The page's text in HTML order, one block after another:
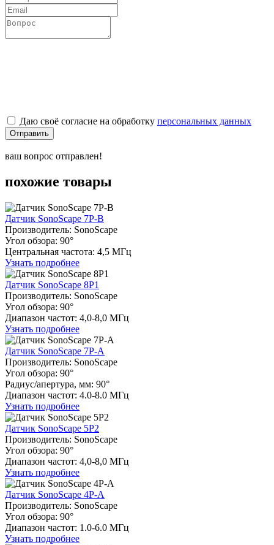
Даю своё согласие на обработку персональных данных
Отправить
ваш вопрос отправлен!
похожие товары
Датчик SonoScape 7P-B
Производитель: SonoScape
Угол обзора: 90°
Центральная частота: 4,5 МГц
Узнать подробнее
Датчик SonoScape 8P1
Производитель: SonoScape
Угол обзора: 90°
Диапазон частот: 4,0-8,0 МГц
Узнать подробнее
Датчик SonoScape 7P-A
Производитель: SonoScape
Угол обзора: 90°
Радиуc/апертура, мм: 90°
Диапазон частот: 4.0-8.0 МГц
Узнать подробнее
Датчик SonoScape 5P2
Производитель: SonoScape
Угол обзора: 90°
Диапазон частот: 4,0-8,0 МГц
Узнать подробнее
Датчик SonoScape 4P-A
Производитель: SonoScape
Угол обзора: 90°
Диапазон частот: 1.0-6.0 МГц
Узнать подробнее